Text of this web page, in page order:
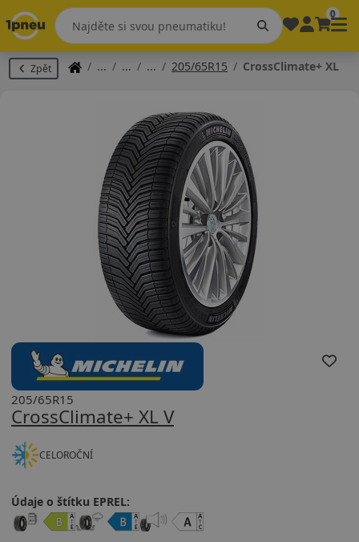
0
Zpět 205/65R15 CrossClimate+ XL
CrossClimate+ XL V
205/65R15
CELOROČNÍ
Údaje o štítku EPREL: